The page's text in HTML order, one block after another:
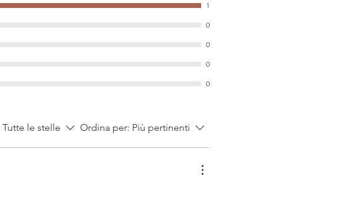
1
0
0
0
0
Tutte le stelle Ordina per: Più pertinenti